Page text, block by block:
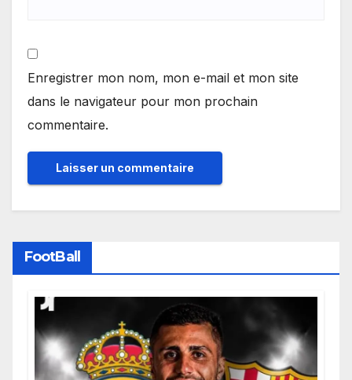
Enregistrer mon nom, mon e-mail et mon site
dans le navigateur pour mon prochain
commentaire.
FootBall